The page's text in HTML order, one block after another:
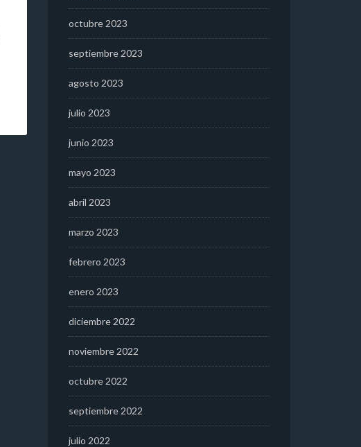
octubre 2023
septiembre 2023
agosto 2023
julio 2023
junio 2023
mayo 2023
abril 2023
marzo 2023
febrero 2023
enero 2023
diciembre 2022
noviembre 2022
octubre 2022
septiembre 2022
julio 2022